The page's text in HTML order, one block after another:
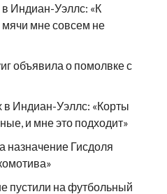
Индиан-Уэллс: «К
мне совсем не
объявила о помолвке с
Индиан-Уэллс: «Корты
и мне это подходит»
назначение Гисдоля
пустили на футбольный